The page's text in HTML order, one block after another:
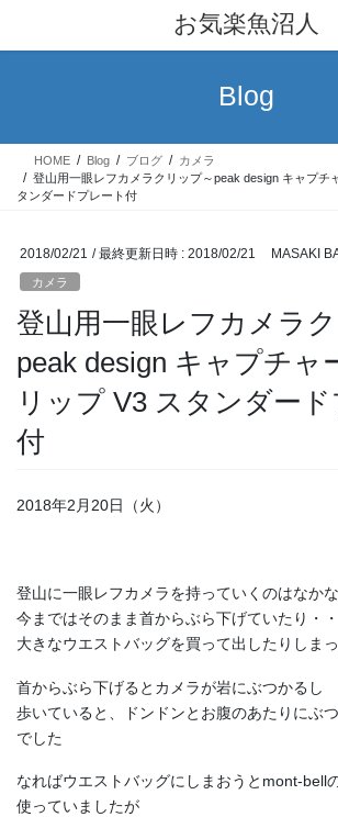
テ
ス
ゲ
ン
お気楽魚沼人
Blog
HOME Blog ブログ
カメラ
登山用一眼レフカメラクリップ～peak design キャプチ
タンダードプレート付
2018/02/21 / 最終更新日時 : 2018/02/21 MASAKI
カメラ
登山用一眼レフカメラ
peak design キャプチャ
リップ V3 スタンダード
付
2018年2月20日（火）
登山に一眼レフカメラを持っていくのはなか
今まではそのまま首からぶら下げていたり・・
大きなウエストバッグを買って出したりしま
首からぶら下げるとカメラが岩にぶつかるし
歩いていると、ドンドンとお腹のあたりにぶ
でした
なればウエストバッグにしまおうとmont-bell
使っていましたが